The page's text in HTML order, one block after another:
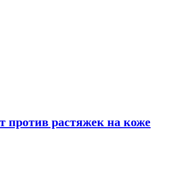
против растяжек на коже